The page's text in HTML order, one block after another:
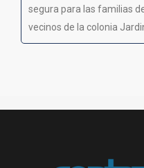
segura para las familias
vecinos de la colonia